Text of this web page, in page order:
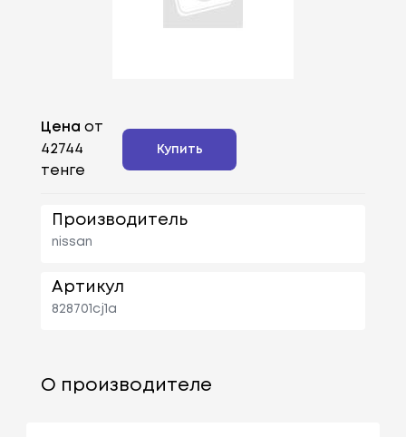
Цена от
42744
тенге
Купить
Производитель
nissan
Артикул
828701cj1a
О производителе